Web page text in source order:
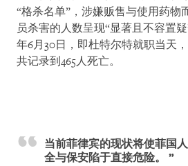
“格杀名单”，涉嫌贩售与使用药物
员杀害的人数呈现“显著且不容置
年6月30日，即杜特尔特就职当天
共记录到465人死亡。
当前菲律宾的现状将使菲国
全与保安陷于直接危险。